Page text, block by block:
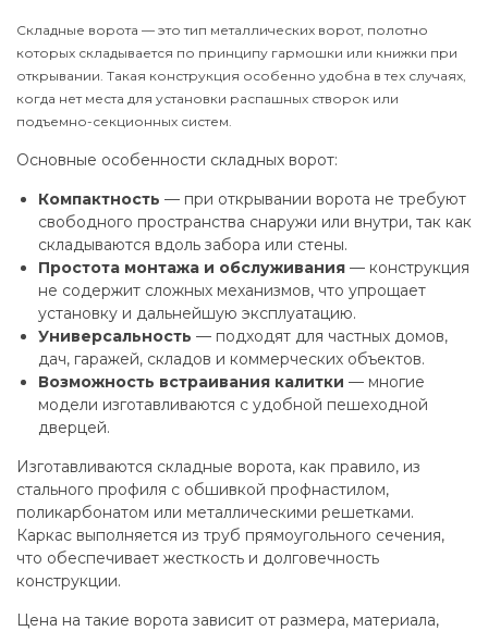
Складные ворота — это тип металлических ворот, полотно
которых складывается по принципу гармошки или книжки при
открывании. Такая конструкция особенно удобна в тех случаях,
когда нет места для установки распашных створок или
подъемно-секционных систем.
Основные особенности складных ворот:
Компактность — при открывании ворота не требуют
свободного пространства снаружи или внутри, так как
складываются вдоль забора или стены.
Простота монтажа и обслуживания — конструкция
не содержит сложных механизмов, что упрощает
установку и дальнейшую эксплуатацию.
Универсальность — подходят для частных домов,
дач, гаражей, складов и коммерческих объектов.
Возможность встраивания калитки — многие
модели изготавливаются с удобной пешеходной
дверцей.
Изготавливаются складные ворота, как правило, из
стального профиля с обшивкой профнастилом,
поликарбонатом или металлическими решетками.
Каркас выполняется из труб прямоугольного сечения,
что обеспечивает жесткость и долговечность
конструкции.
Цена на такие ворота зависит от размера, материала,